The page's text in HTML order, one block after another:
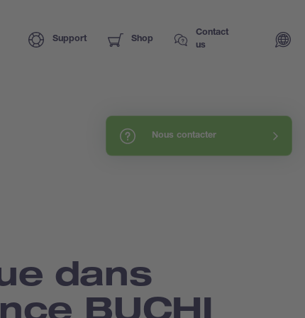
Support Shop
Contact
us
Nous contacter
dans
BUCHI